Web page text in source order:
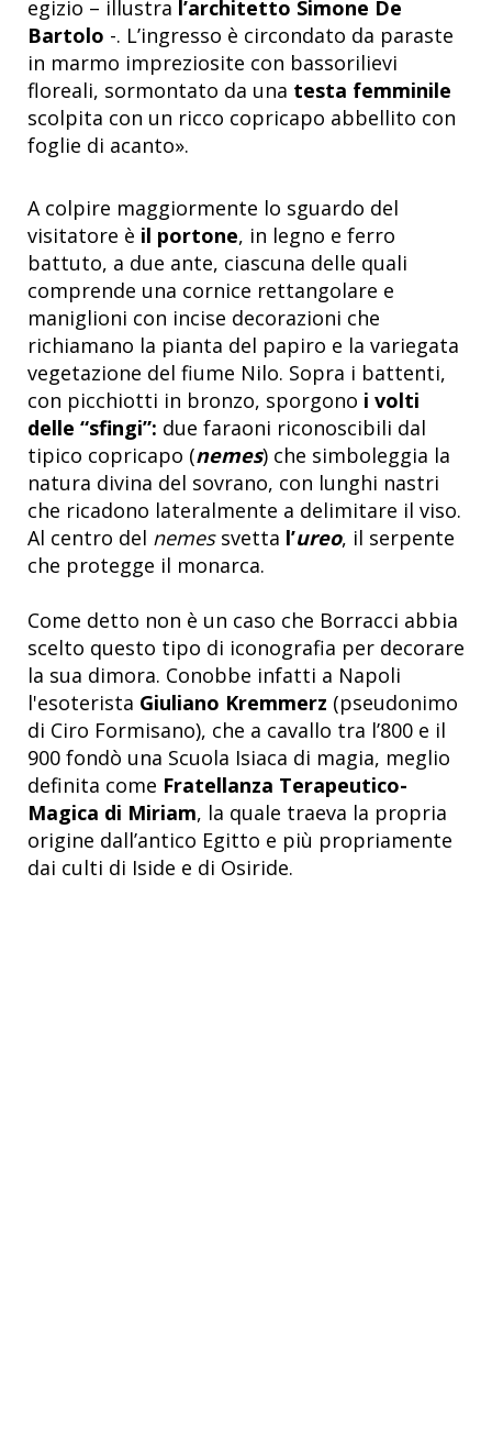
egizio – illustra l’architetto Simone De
Bartolo -. L’ingresso è circondato da paraste
in marmo impreziosite con bassorilievi
floreali, sormontato da una testa femminile
scolpita con un ricco copricapo abbellito con
foglie di acanto».
A colpire maggiormente lo sguardo del
visitatore è il portone, in legno e ferro
battuto, a due ante, ciascuna delle quali
comprende una cornice rettangolare e
maniglioni con incise decorazioni che
richiamano la pianta del papiro e la variegata
vegetazione del fiume Nilo. Sopra i battenti,
con picchiotti in bronzo, sporgono i volti
delle “sfingi”: due faraoni riconoscibili dal
tipico copricapo (nemes) che simboleggia la
natura divina del sovrano, con lunghi nastri
che ricadono lateralmente a delimitare il viso.
Al centro del nemessvetta l’ureo, il serpente
che protegge il monarca.
Come detto non è un caso che Borracci abbia
scelto questo tipo di iconografia per decorare
la sua dimora. Conobbe infatti a Napoli
l'esoterista Giuliano Kremmerz (pseudonimo
di Ciro Formisano), che a cavallo tra l’800 e il
900 fondò una Scuola Isiaca di magia, meglio
definita come Fratellanza Terapeutico-
Magica di Miriam, la quale traeva la propria
origine dall’antico Egitto e più propriamente
dai culti di Iside e di Osiride.